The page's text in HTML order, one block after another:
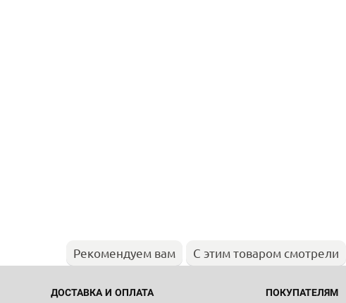
Рекомендуем вам С этим товаром смотрели
ДОСТАВКА И ОПЛАТА ПОКУПАТЕЛЯМ